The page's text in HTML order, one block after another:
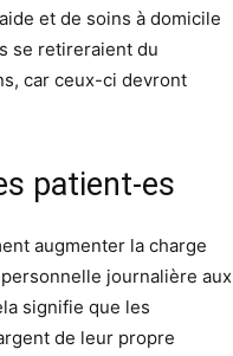
et de soins à domicile
se retireraient du
car ceux-ci devront
patient-es
augmenter la charge
journalière aux
signifie que les
de leur propre